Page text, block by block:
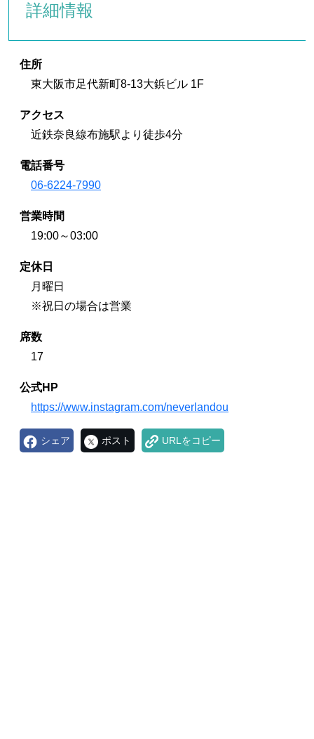
詳細情報
住所
東大阪市足代新町8-13大鋲ビル 1F
アクセス
近鉄奈良線布施駅より徒歩4分
電話番号
06-6224-7990
営業時間
19:00～03:00
定休日
月曜日
※祝日の場合は営業
席数
17
公式HP
https://www.instagram.com/neverlandou
シェア ポスト URLをコピー